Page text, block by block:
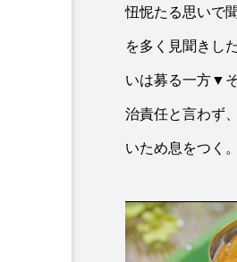
忸怩たる思いで
を多く見聞きし
いは募る一方▼
治責任と言わず
いため息をつく。